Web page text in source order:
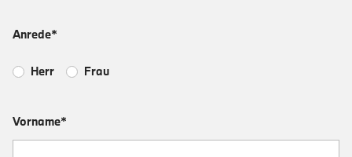
Anrede*
Herr Frau
Vorname*